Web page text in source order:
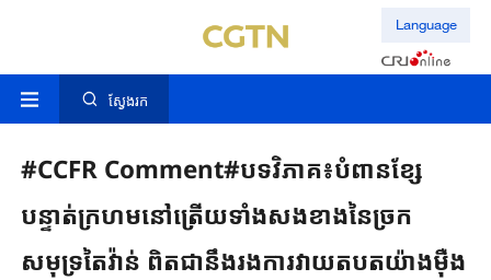
Language
ស្វែងរក
#CCFR Comment#បទវិភាគ៖បំពានខ្សែ
បន្ទាត់ក្រហមនៅត្រើយទាំងសងខាងនៃច្រក
សមុទ្រតៃវ៉ាន់ ពិតជានឹងរងការវាយតបតយ៉ាងម៉ឺង